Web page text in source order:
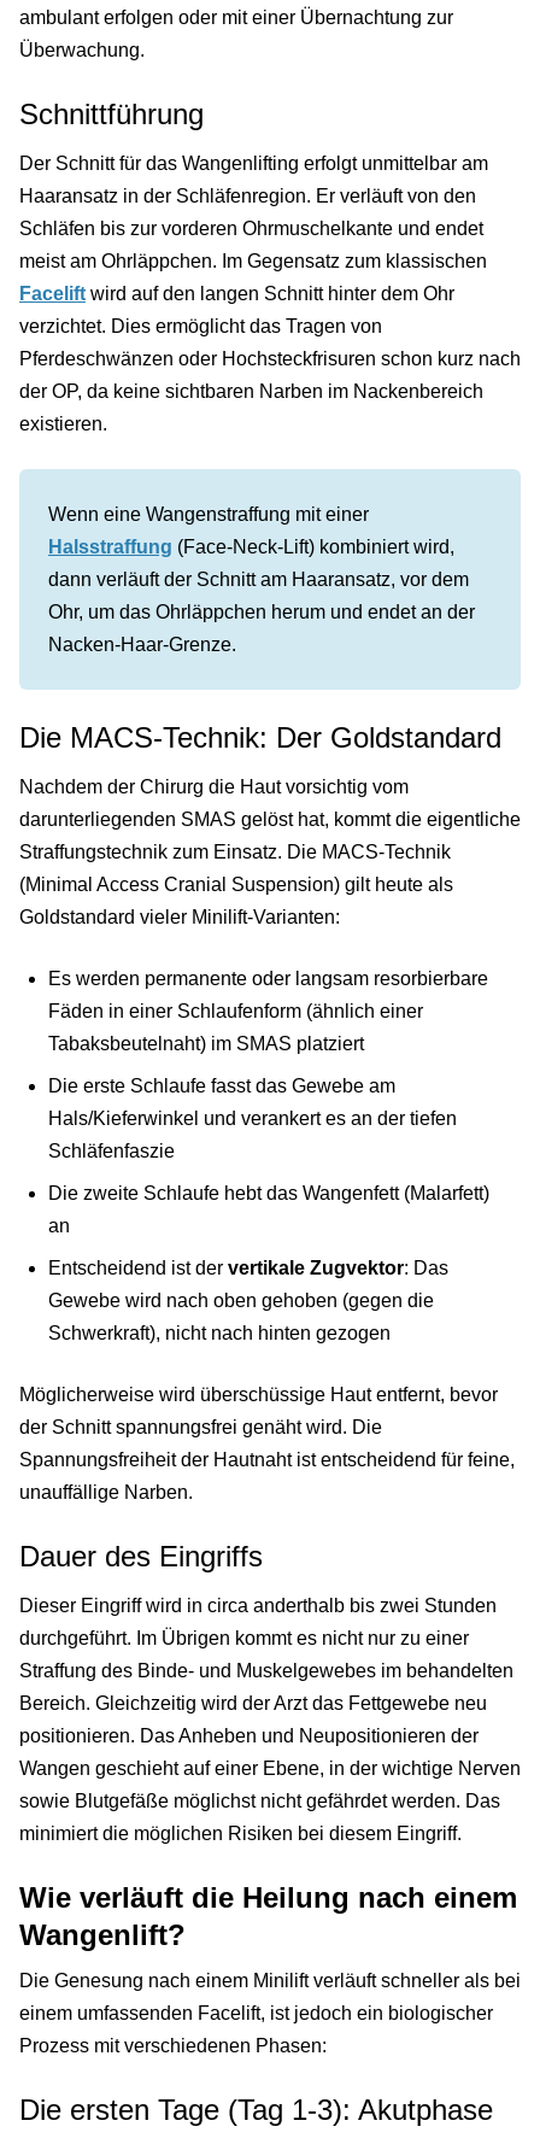
ambulant erfolgen oder mit einer Übernachtung zur
Überwachung.
Schnittführung
Der Schnitt für das Wangenlifting erfolgt unmittelbar am
Haaransatz in der Schläfenregion. Er verläuft von den
Schläfen bis zur vorderen Ohrmuschelkante und endet
meist am Ohrläppchen. Im Gegensatz zum klassischen
Facelift wird auf den langen Schnitt hinter dem Ohr
verzichtet. Dies ermöglicht das Tragen von
Pferdeschwänzen oder Hochsteckfrisuren schon kurz nach
der OP, da keine sichtbaren Narben im Nackenbereich
existieren.
Wenn eine Wangenstraffung mit einer
Halsstraffung (Face-Neck-Lift) kombiniert wird,
dann verläuft der Schnitt am Haaransatz, vor dem
Ohr, um das Ohrläppchen herum und endet an der
Nacken-Haar-Grenze.
Die MACS-Technik: Der Goldstandard
Nachdem der Chirurg die Haut vorsichtig vom
darunterliegenden SMAS gelöst hat, kommt die eigentliche
Straffungstechnik zum Einsatz. Die MACS-Technik
(Minimal Access Cranial Suspension) gilt heute als
Goldstandard vieler Minilift-Varianten:
Es werden permanente oder langsam resorbierbare
Fäden in einer Schlaufenform (ähnlich einer
Tabaksbeutelnaht) im SMAS platziert
Die erste Schlaufe fasst das Gewebe am
Hals/Kieferwinkel und verankert es an der tiefen
Schläfenfaszie
Die zweite Schlaufe hebt das Wangenfett (Malarfett)
an
Entscheidend ist der vertikale Zugvektor: Das
Gewebe wird nach oben gehoben (gegen die
Schwerkraft), nicht nach hinten gezogen
Möglicherweise wird überschüssige Haut entfernt, bevor
der Schnitt spannungsfrei genäht wird. Die
Spannungsfreiheit der Hautnaht ist entscheidend für feine,
unauffällige Narben.
Dauer des Eingriffs
Dieser Eingriff wird in circa anderthalb bis zwei Stunden
durchgeführt. Im Übrigen kommt es nicht nur zu einer
Straffung des Binde- und Muskelgewebes im behandelten
Bereich. Gleichzeitig wird der Arzt das Fettgewebe neu
positionieren. Das Anheben und Neupositionieren der
Wangen geschieht auf einer Ebene, in der wichtige Nerven
sowie Blutgefäße möglichst nicht gefährdet werden. Das
minimiert die möglichen Risiken bei diesem Eingriff.
Wie verläuft die Heilung nach einem
Wangenlift?
Die Genesung nach einem Minilift verläuft schneller als bei
einem umfassenden Facelift, ist jedoch ein biologischer
Prozess mit verschiedenen Phasen:
Die ersten Tage (Tag 1-3): Akutphase